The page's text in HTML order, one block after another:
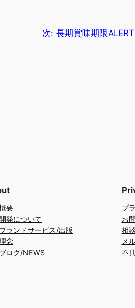
次: 長期賞味期限
要
発について
ランドサービス/出版
念
ログ/NEWS
プ
お
相
メ
不